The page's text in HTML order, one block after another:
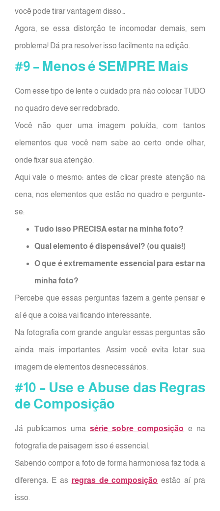
você pode tirar vantagem disso…
Agora, se essa distorção te incomodar demais, sem
problema! Dá pra resolver isso facilmente na edição.
#9 – Menos é SEMPRE Mais
Com esse tipo de lente o cuidado pra não colocar TUDO
no quadro deve ser redobrado.
Você não quer uma imagem poluída, com tantos
elementos que você nem sabe ao certo onde olhar,
onde fixar sua atenção.
Aqui vale o mesmo: antes de clicar preste atenção na
cena, nos elementos que estão no quadro e pergunte-
se:
Tudo isso PRECISA estar na minha foto?
Qual elemento é dispensável? (ou quais!)
O que é extremamente essencial para estar na
minha foto?
Percebe que essas perguntas fazem a gente pensar e
aí é que a coisa vai ficando interessante.
Na fotografia com grande angular essas perguntas são
ainda mais importantes. Assim você evita lotar sua
imagem de elementos desnecessários.
#10 – Use e Abuse das Regras
de Composição
Já publicamos uma série sobre composição e na
fotografia de paisagem isso é essencial.
Sabendo compor a foto de forma harmoniosa faz toda a
diferença. E as regras de composição estão aí pra
isso.